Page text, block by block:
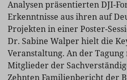
Analysen präsentierten DJI-
Erkenntnisse aus ihren auf
Projekten in einer Poster-
Dr. Sabine Walper hielt die
Veranstaltung. An der
Mitglieder der
Zehnten Familienbericht der